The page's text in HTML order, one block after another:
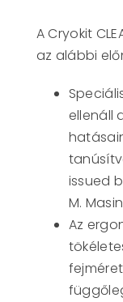
A Cryokit
az alábbi
ellenáll
issued
M.
Az